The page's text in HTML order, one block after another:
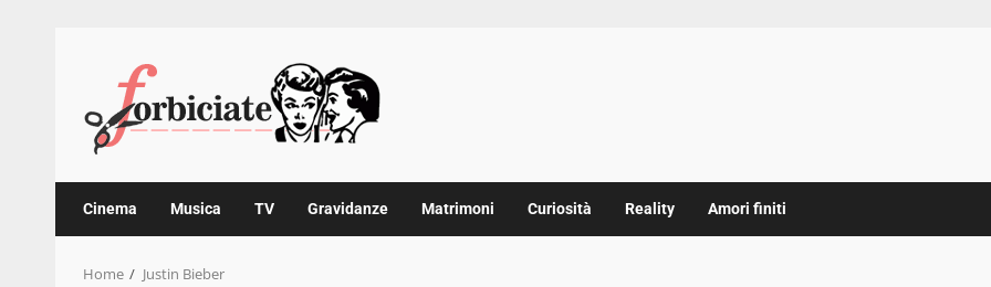
content
Cinema Musica TV Gravidanze Matrimoni Curiosità Reality Amori finiti
Home Justin Bieber